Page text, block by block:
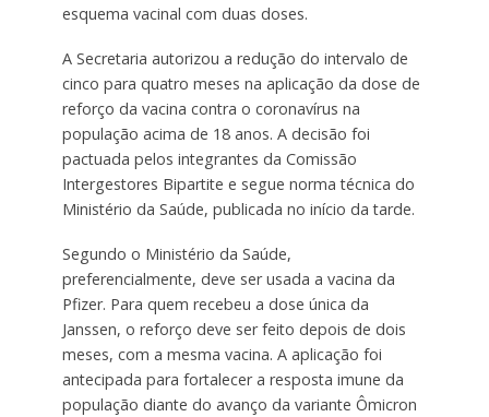
esquema vacinal com duas doses.
A Secretaria autorizou a redução do intervalo de
cinco para quatro meses na aplicação da dose de
reforço da vacina contra o coronavírus na
população acima de 18 anos. A decisão foi
pactuada pelos integrantes da Comissão
Intergestores Bipartite e segue norma técnica do
Ministério da Saúde, publicada no início da tarde.
Segundo o Ministério da Saúde,
preferencialmente, deve ser usada a vacina da
Pfizer. Para quem recebeu a dose única da
Janssen, o reforço deve ser feito depois de dois
meses, com a mesma vacina. A aplicação foi
antecipada para fortalecer a resposta imune da
população diante do avanço da variante Ômicron